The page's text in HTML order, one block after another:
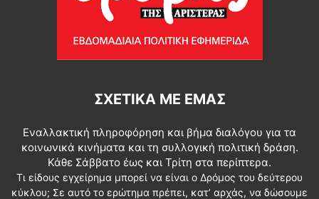
ΣΧΕΤΙΚΆ ΜΕ ΕΜΆΣ
Εναλλακτική πληροφόρηση και βήμα διαλόγου για τα
κοινωνικά κινήματα και τη συλλογική πολιτική δράση.
Κάθε Σάββατο έως και Τρίτη στα περίπτερα.
Τι είδους εγχείρημα μπορεί να είναι ο Δρόμος του δεύτερου
κύκλου; Σε αυτό το ερώτημα πρέπει, κατ’ αρχάς, να δώσουμε